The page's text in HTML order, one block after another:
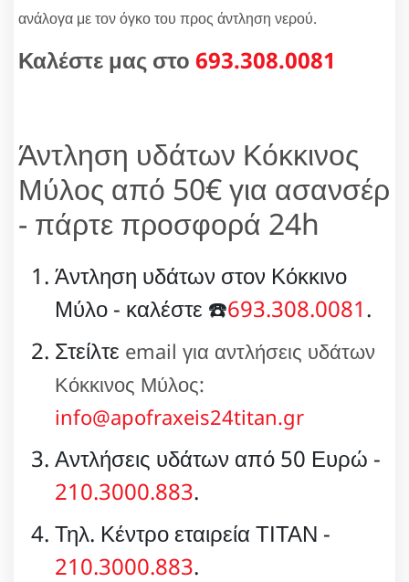
ανάλογα με τον όγκο του προς άντληση νερού.
Καλέστε μας στο 693.308.0081
Άντληση υδάτων Κόκκινος
Μύλος από 50€ για ασανσέρ
- πάρτε προσφορά 24h
Άντληση υδάτων στον Κόκκινο
Μύλο - καλέστε ☎️693.308.0081.
Στείλτε email για αντλήσεις υδάτων
Κόκκινος Μύλος:
info@apofraxeis24titan.gr
Αντλήσεις υδάτων από 50 Ευρώ -
210.3000.883.
Τηλ. Κέντρο εταιρεία ΤΙΤΑΝ -
210.3000.883.